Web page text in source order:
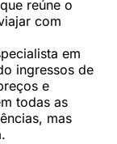
reúne o
com
em
ingressos de
e
todas as
mas